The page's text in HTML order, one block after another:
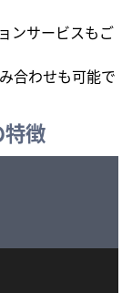
ンサービスもご
合わせも可能で
徴